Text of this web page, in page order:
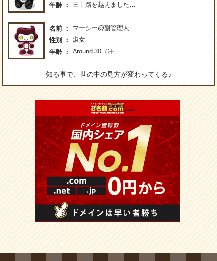
年齢
三十路を越えました…
名前
マーシー@副管理人
性別
淑女
年齢
Around 30（汗
知る事で、世の中の見方が変わってくる♪